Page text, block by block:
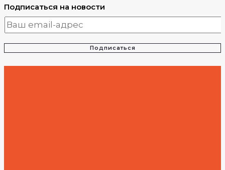
Подписаться на новости
Подписаться